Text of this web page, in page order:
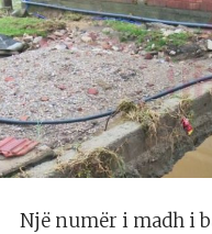
Një numër i madh i